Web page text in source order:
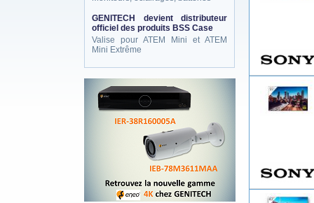
GENITECH devient distributeur
officiel des produits BSS Case
Valise pour ATEM Mini et ATEM
Mini Extrême